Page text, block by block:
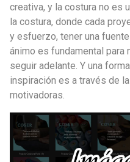
creativa, y la costura no es
la costura, donde cada
y esfuerzo, tener una
ánimo es fundamental
seguir adelante. Y una
inspiración es a través de
motivadoras.